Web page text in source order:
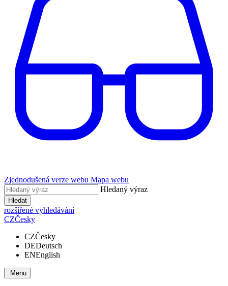
Zjednodušená verze webu Mapa webu
Hledaný výraz
Hledat
rozšířené vyhledávání
CZČesky
CZČesky
DEDeutsch
ENEnglish
Menu